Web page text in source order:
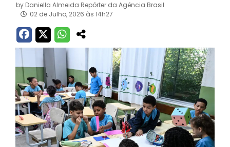
by Daniella Almeida Repórter da Agência Brasil
02 de Julho, 2026 às 14h27